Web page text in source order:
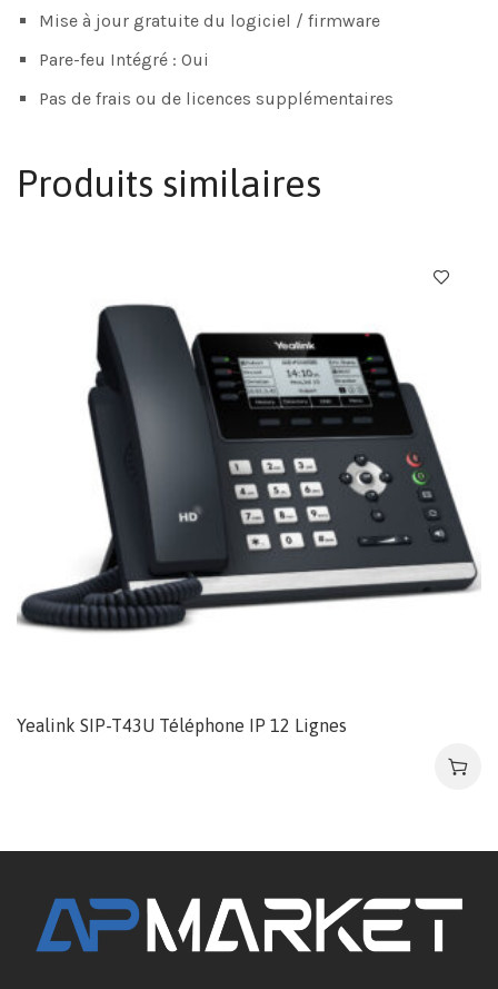
Mise à jour gratuite du logiciel / firmware
Pare-feu Intégré : Oui
Pas de frais ou de licences supplémentaires
Produits similaires
Yealink SIP-T43U Téléphone IP 12 Lignes